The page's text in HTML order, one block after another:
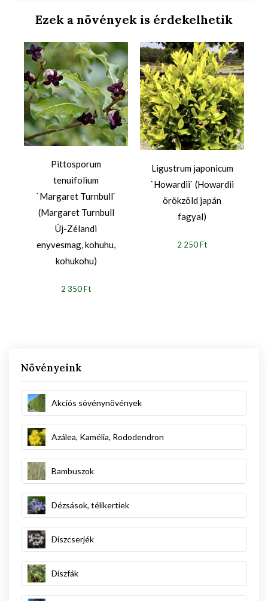
Növényeink
Akciós sövénynövények
Azálea, Kamélia, Rododendron
Bambuszok
Dézsások, télikertiek
Díszcserjék
Díszfák
Ezek a növények is érdekelhetik
Pittosporum
tenuifolium
`Margaret Turnbull`
(Margaret Turnbull
Új-Zélandi
enyvesmag, kohuhu,
kohukohu)
2 350 Ft
Ligustrum japonicum
`Howardii` (Howardii
örökzöld japán
fagyal)
2 250 Ft